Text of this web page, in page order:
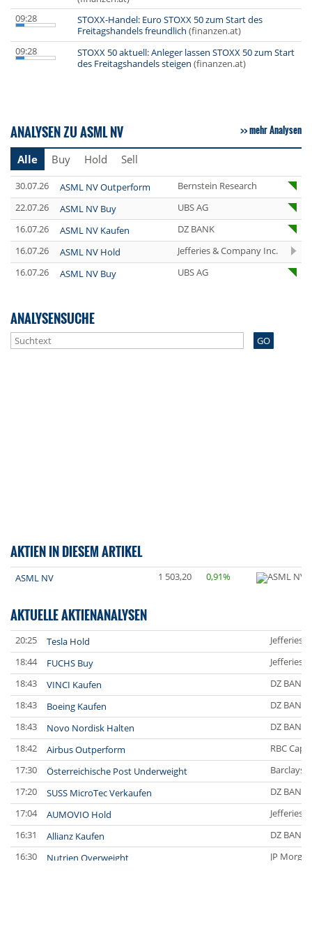
09:28
STOXX-Handel: Euro STOXX 50 zum Start des
Freitagshandels freundlich (finanzen.at)
09:28
STOXX 50 aktuell: Anleger lassen STOXX 50 zum Start
des Freitagshandels steigen (finanzen.at)
ANALYSEN ZU ASML NV mehr Analysen
Alle Buy Hold Sell
30.07.26 ASML NV Outperform
Bernstein Research
22.07.26
ASML NV Buy
UBS AG
16.07.26
ASML NV Kaufen
DZ BANK
16.07.26
ASML NV Hold
Jefferies & Company Inc.
16.07.26
ASML NV Buy UBS AG
ANALYSENSUCHE
GO
AKTIEN IN DIESEM ARTIKEL
ASML NV 1 503,20 0,91%
AKTUELLE AKTIENANALYSEN
20:25 Tesla Hold
Jefferies
18:44
FUCHS Buy
Jefferies
18:43
VINCI Kaufen
DZ BANK
18:43
Boeing Kaufen
DZ BANK
18:43
Novo Nordisk Halten
DZ BANK
18:42
Airbus Outperform
RBC
17:30
Österreichische Post Underweight
Barclays
17:20
SUSS MicroTec Verkaufen
DZ BANK
17:04
AUMOVIO Hold
Jefferies
16:31
Allianz Kaufen
DZ BANK
16:30
Nutrien Overweight
JP